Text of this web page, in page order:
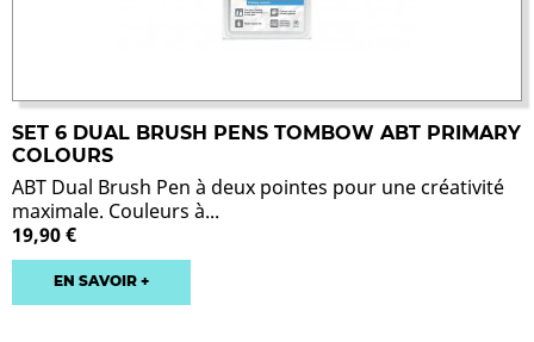
SET 6 DUAL BRUSH PENS TOMBOW ABT PRIMARY
COLOURS
ABT Dual Brush Pen à deux pointes pour une créativité
maximale. Couleurs à...
19,90 €
EN SAVOIR +